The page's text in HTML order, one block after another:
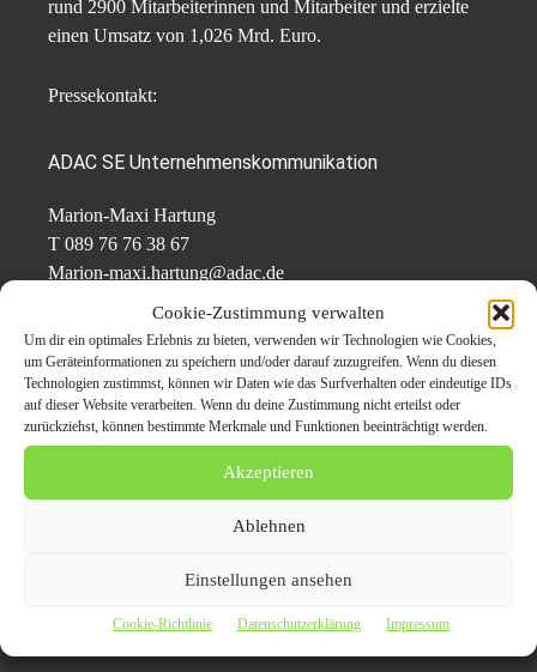
Cookie-Zustimmung verwalten
Um dir ein optimales Erlebnis zu bieten, verwenden wir Technologien wie Cookies,
um Geräteinformationen zu speichern und/oder darauf zuzugreifen. Wenn du diesen
Technologien zustimmst, können wir Daten wie das Surfverhalten oder eindeutige IDs
auf dieser Website verarbeiten. Wenn du deine Zustimmung nicht erteilst oder
zurückziehst, können bestimmte Merkmale und Funktionen beeinträchtigt werden.
Akzeptieren
Ablehnen
Einstellungen ansehen
Cookie-Richtlinie Datenschutzerklärung Impressum
rund 2900 Mitarbeiterinnen und Mitarbeiter und erzielte
einen Umsatz von 1,026 Mrd. Euro.
Pressekontakt:
ADAC SE Unternehmenskommunikation
Marion-Maxi Hartung
T 089 76 76 38 67
Marion-maxi.hartung@adac.de
Original-Content von: ADAC SE, übermittelt durch news aktuell
Mietwagenpreise in den Herbstferien moderat / Weiterer Text über ots und
www.presseportal.de/nr/122834 / Die Verwendung dieses Bildes für
Bildrechte-Hinweis. Bildrechte: ADAC Autovermietung
Themen zum Beitrag